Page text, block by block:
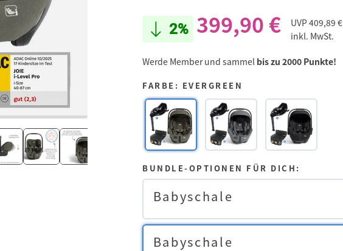
2% 399,90 € UVP409,89 €
inkl. MwSt.
Werde Member und sammel bis zu 2000 Punkte!
FARBE: EVERGREEN
BUNDLE-OPTIONEN FÜR DICH:
Babyschale
Babyschale